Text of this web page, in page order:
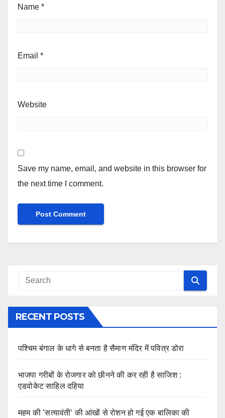
Name *
Email *
Website
Save my name, email, and website in this browser for
the next time I comment.
RECENT POSTS
पश्चिम बंगाल के धागे से बनता है सैमाण मंदिर में पवित्र डोरा
भाजपा गरीबों के रोजगार को छीनने की कर रही है साजिश :
एडवोकेट साहिल दहिया
महम की ’सत्यावंती’ की आंखों से रोशन हो गई एक बालिका की